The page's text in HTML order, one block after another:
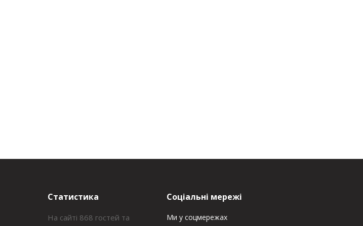
Статистика
На сайті 868 гостей та
Соціальні мережі
Ми у соцмережах